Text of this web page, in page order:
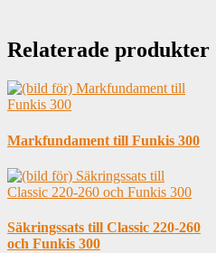
Relaterade produkter
Markfundament till Funkis 300
Säkringssats till Classic 220-260
och Funkis 300